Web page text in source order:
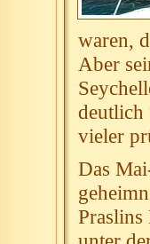
waren,
Aber
deutlich
vieler
Das
Praslins